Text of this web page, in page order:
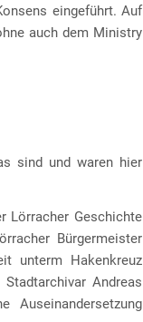
eingeführt. Auf
auch dem Ministry
sind und waren hier
Lörracher Geschichte
Bürgermeister
unterm Hakenkreuz
Andreas
Auseinandersetzung